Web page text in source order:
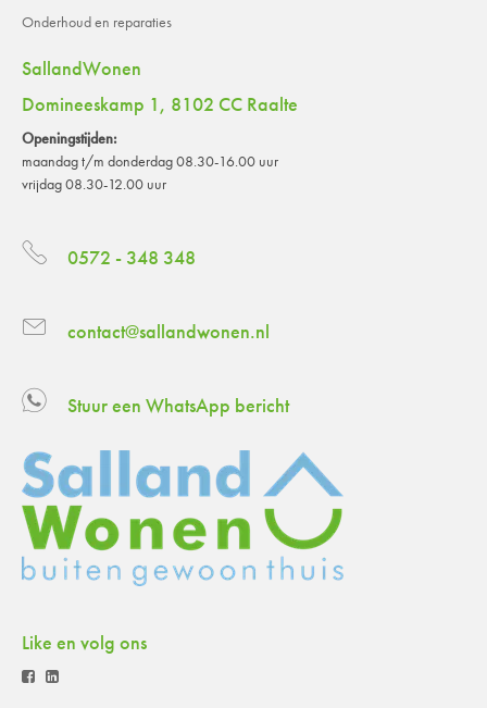
Onderhoud en reparaties
SallandWonen
Domineeskamp 1, 8102 CC Raalte
Openingstijden:
maandag t/m donderdag 08.30-16.00 uur
vrijdag 08.30-12.00 uur
0572 - 348 348
contact@sallandwonen.nl
Stuur een WhatsApp bericht
Like en volg ons